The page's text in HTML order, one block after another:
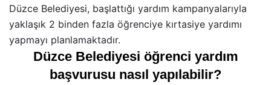
Düzce Belediyesi, başlattığı yardım kampanyalarıyla
yaklaşık 2 binden fazla öğrenciye kırtasiye yardımı
yapmayı planlamaktadır.
Düzce Belediyesi öğrenci yardım
başvurusu nasıl yapılabilir?